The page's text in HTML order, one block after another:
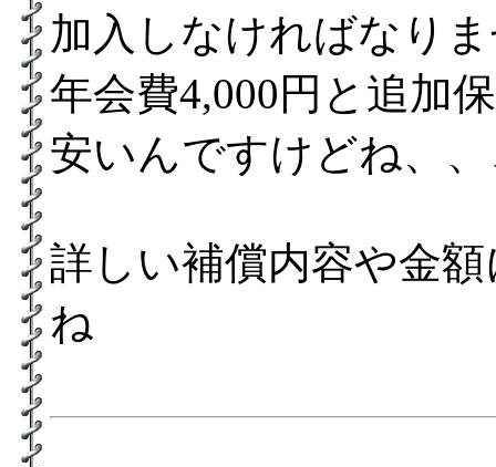
加入しなければなり
年会費4,000円と追加
安いんですけどね、
詳しい補償内容や金
ね